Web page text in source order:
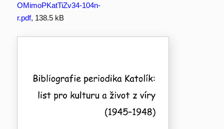
OMimoPKatTiZv34-104n-
r.pdf, 138.5 kB